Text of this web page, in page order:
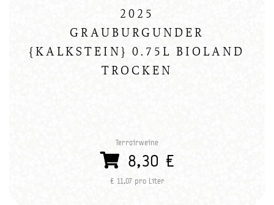
2025
GRAUBURGUNDER
{KALKSTEIN} 0.75L BIOLAND
TROCKEN
Terroirweine
8,30 €
€ 11,07 pro Liter